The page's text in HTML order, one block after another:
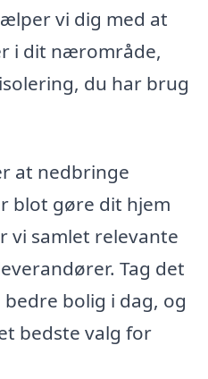
vi dig med at
i dit nærområde,
du har brug
at nedbringe
blot gøre dit hjem
vi samlet relevante
Tag det
bolig i dag, og
bedste valg for